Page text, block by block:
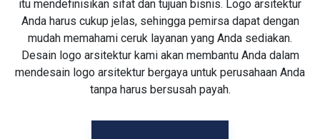
itu mendefinisikan sifat dan tujuan bisnis. Logo arsitektur
Anda harus cukup jelas, sehingga pemirsa dapat dengan
mudah memahami ceruk layanan yang Anda sediakan.
Desain logo arsitektur kami akan membantu Anda dalam
mendesain logo arsitektur bergaya untuk perusahaan Anda
tanpa harus bersusah payah.